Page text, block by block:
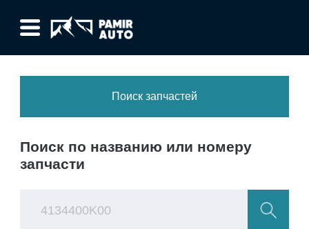
Поиск запчастей
Поиск по названию или номеру
запчасти